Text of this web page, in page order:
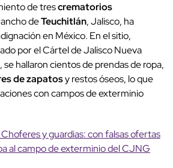
de trescrematorios
deTeuchitlán, Jalisco, ha
en México. En el sitio,
por el Cártel de Jalisco Nueva
hallaron cientos de prendas de ropa,
de zapatosy restos óseos, lo que
con campos de exterminio
Choferes y guardias: con falsas ofertas
al campo de exterminio del CJNG